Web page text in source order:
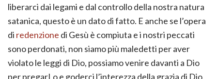
liberarci dai legami e dal controllo della nostra natura
satanica, questo è un dato di fatto. E anche se l’opera
di redenzione di Gesù è compiuta e i nostri peccati
sono perdonati, non siamo più maledetti per aver
violato le leggi di Dio, possiamo venire davanti a Dio
per pregarLo e goderci l’interezza della grazia di Dio,